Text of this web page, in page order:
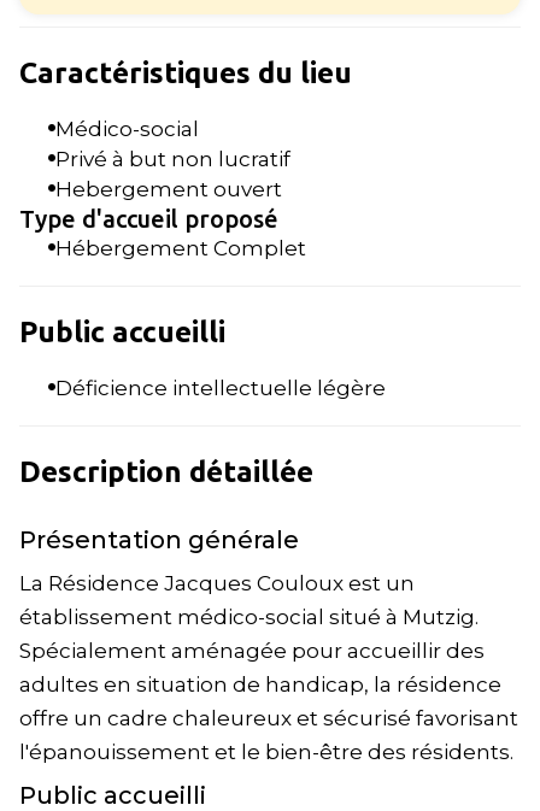
Caractéristiques du lieu
Médico-social
Privé à but non lucratif
Hebergement ouvert
Type d'accueil proposé
Hébergement Complet
Public accueilli
Déficience intellectuelle légère
Description détaillée
Présentation générale
La Résidence Jacques Couloux est un
établissement médico-social situé à Mutzig.
Spécialement aménagée pour accueillir des
adultes en situation de handicap, la résidence
offre un cadre chaleureux et sécurisé favorisant
l'épanouissement et le bien-être des résidents.
Public accueilli